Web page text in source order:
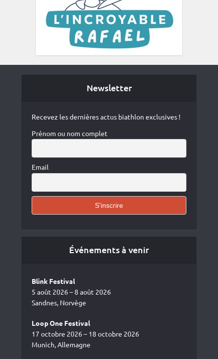
Newsletter
Recevez les dernières actus biathlon exclusives !
Prénom ou nom complet
Email
Événements à venir
Blink Festival
5 août 2026 – 8 août 2026
Sandnes, Norvège
Loop One Festival
17 octobre 2026 – 18 octobre 2026
Munich, Allemagne